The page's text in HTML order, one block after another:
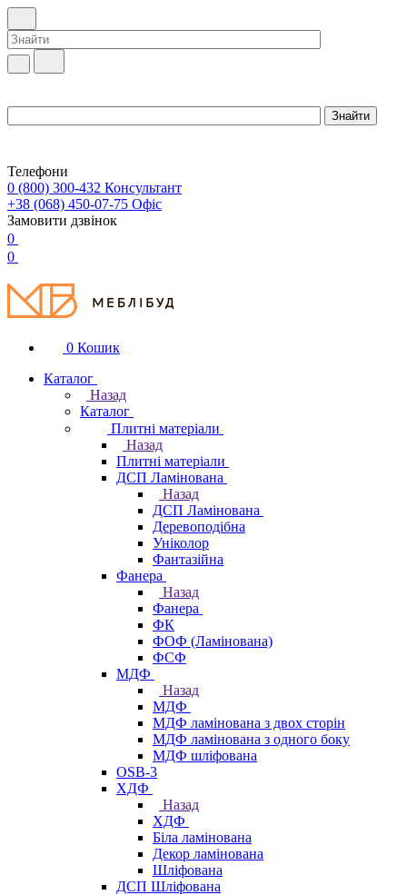
Телефони
0 (800) 300-432 Консультант
+38 (068) 450-07-75 Офіс
Замовити дзвінок
0
0
0 Кошик
Каталог
Назад
Каталог
Плитні матеріали
Назад
Плитні матеріали
ДСП Ламінована
Назад
ДСП Ламінована
Деревоподібна
Уніколор
Фантазійна
Фанера
Назад
Фанера
ФК
ФОФ (Ламінована)
ФСФ
МДФ
Назад
МДФ
МДФ ламінована з двох сторін
МДФ ламінована з одного боку
МДФ шліфована
OSB-3
ХДФ
Назад
ХДФ
Біла ламінована
Декор ламінована
Шліфована
ДСП Шліфована